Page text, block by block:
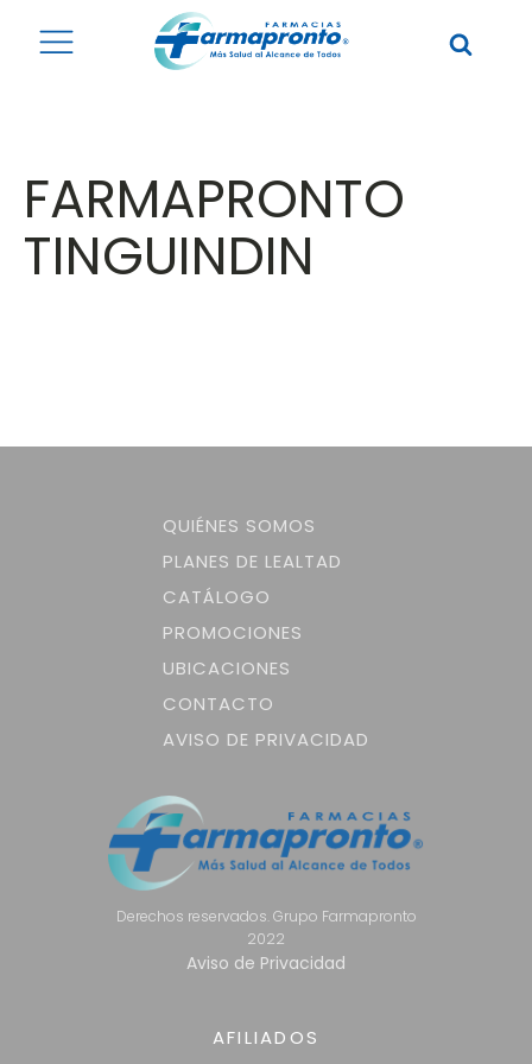
FARMAPRONTO
TINGUINDIN
QUIÉNES SOMOS
PLANES DE LEALTAD
CATÁLOGO
PROMOCIONES
UBICACIONES
CONTACTO
AVISO DE PRIVACIDAD
Derechos reservados. Grupo Farmapronto
2022
Aviso de Privacidad
AFILIADOS